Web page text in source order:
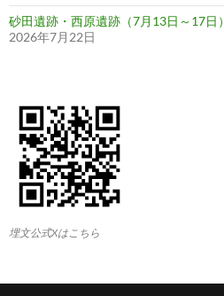
砂田遺跡・西原遺跡（7月13日～17日）
2026年7月22日
埋文公式Xはこちら